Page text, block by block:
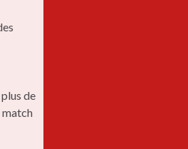
de
match